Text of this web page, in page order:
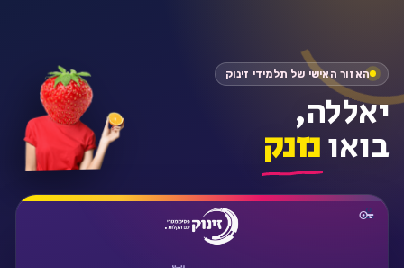
האזור האישי של תלמידי זינוק
יאללה,
בואונזנק